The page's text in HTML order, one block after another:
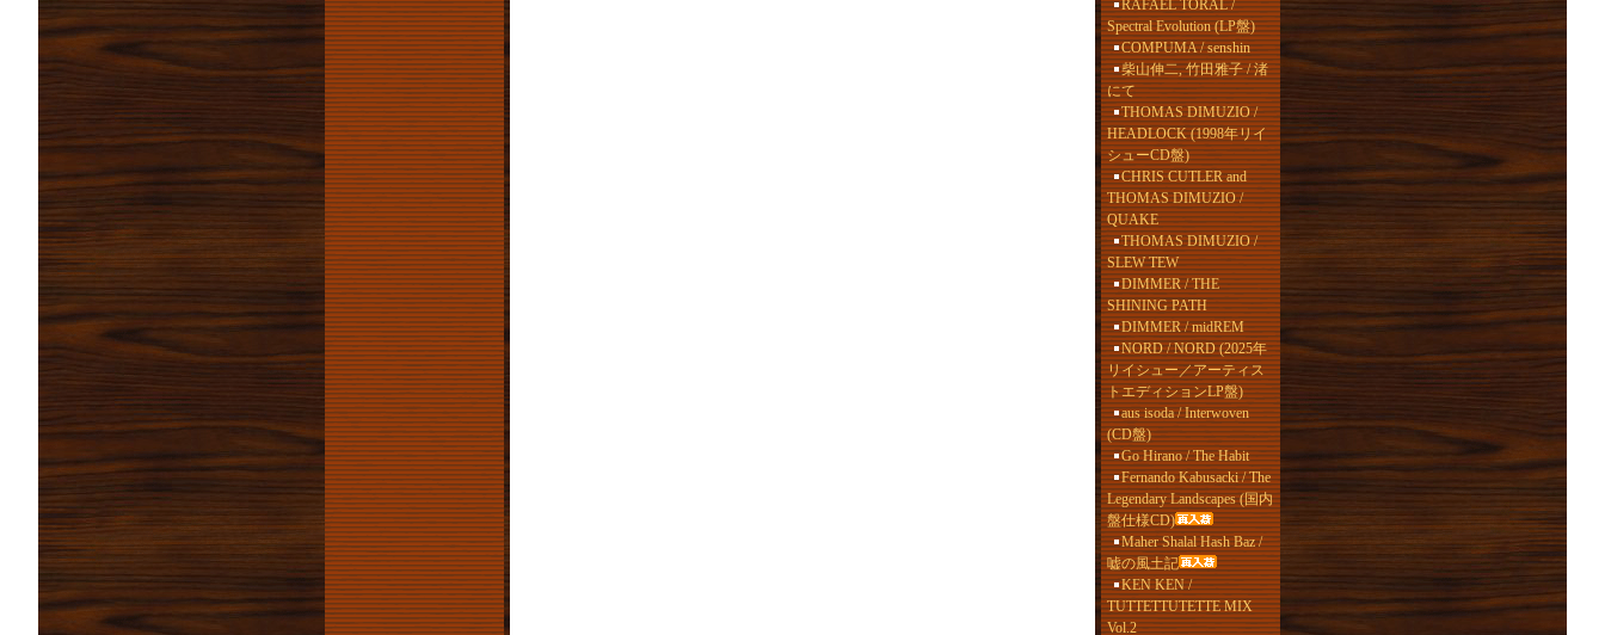
RAFAEL TORAL /
Spectral Evolution (LP盤)
COMPUMA / senshin
柴山伸二, 竹田雅子 / 渚
にて
THOMAS DIMUZIO /
HEADLOCK (1998年リイ
シューCD盤)
CHRIS CUTLER and
THOMAS DIMUZIO /
QUAKE
THOMAS DIMUZIO /
SLEW TEW
DIMMER / THE
SHINING PATH
DIMMER / midREM
NORD / NORD (2025年
リイシュー／アーティス
トエディションLP盤)
aus isoda / Interwoven
(CD盤)
Go Hirano / The Habit
Fernando Kabusacki / The
Legendary Landscapes (国内
盤仕様CD)
Maher Shalal Hash Baz /
嘘の風土記
KEN KEN /
TUTTETTUTETTE MIX
Vol.2